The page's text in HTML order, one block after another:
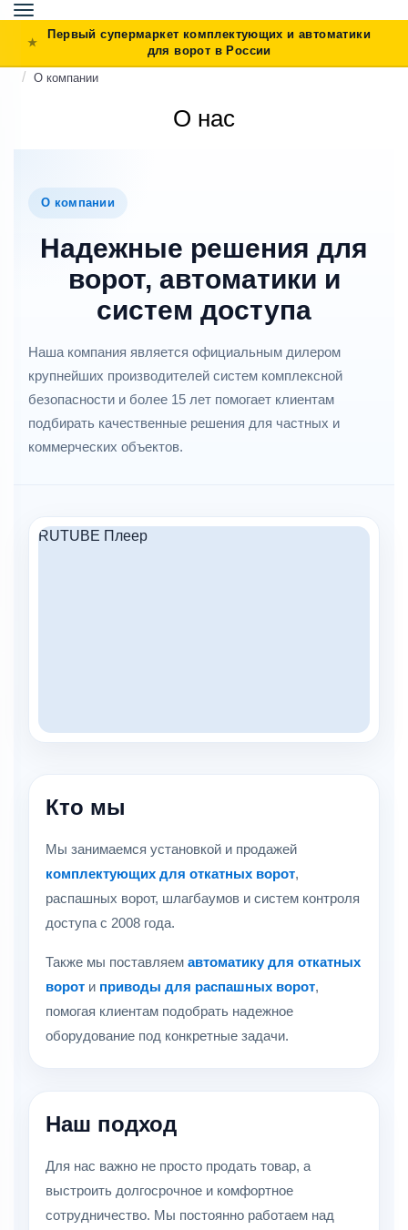
Toggle
navigation
Первый супермаркет комплектующих и автоматики
для ворот в России
О компании
О нас
О компании
Надежные решения для
ворот, автоматики и
систем доступа
Наша компания является официальным дилером
крупнейших производителей систем комплексной
безопасности и более 15 лет помогает клиентам
подбирать качественные решения для частных и
коммерческих объектов.
RUTUBE Плеер
Кто мы
Мы занимаемся установкой и продажей
комплектующих для откатных ворот,
распашных ворот, шлагбаумов и систем контроля
доступа с 2008 года.
Также мы поставляем автоматику для откатных
ворот и приводы для распашных ворот,
помогая клиентам подобрать надежное
оборудование под конкретные задачи.
Наш подход
Для нас важно не просто продать товар, а
выстроить долгосрочное и комфортное
сотрудничество. Мы постоянно работаем над